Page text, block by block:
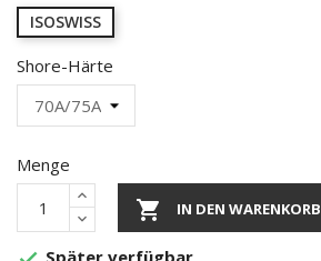
ISOSWISS
Shore-Härte
Menge
 IN DEN WARENKORB
Später verfügbar